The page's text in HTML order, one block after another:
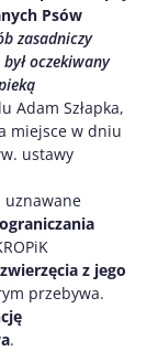
Psów
zasadniczy
oczekiwany
Adam Szłapka,
miejsce w dniu
ustawy
uznawane
z jego
przebywa.
.